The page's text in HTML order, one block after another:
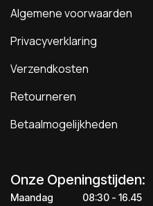
Algemene voorwaarden
Privacyverklaring
Verzendkosten
Retourneren
Betaalmogelijkheden
Onze Openingstijden:
Maandag ​​​08:30 - 16.45​